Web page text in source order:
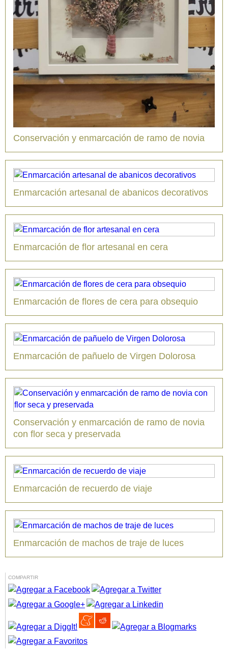
Conservación y enmarcación de ramo de novia
Enmarcación artesanal de abanicos decorativos
Enmarcación de flor artesanal en cera
Enmarcación de flores de cera para obsequio
Enmarcación de pañuelo de Virgen Dolorosa
Conservación y enmarcación de ramo de novia
con flor seca y preservada
Enmarcación de recuerdo de viaje
Enmarcación de machos de traje de luces
COMPARTIR